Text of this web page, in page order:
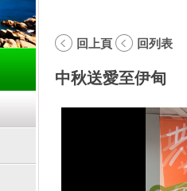
回上頁 回列表
中秋送愛至伊甸